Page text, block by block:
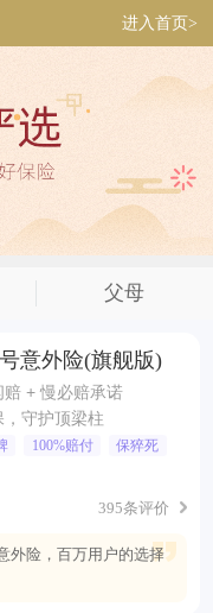
进入首页>
父母
意外险(旗舰版)
+ 慢必赔承诺
守护顶梁柱
100%赔付
保猝死
395条评价
外险，百万用户的选择